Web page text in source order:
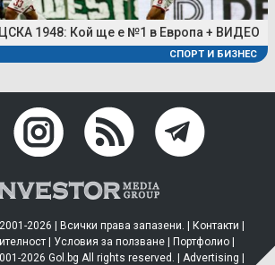
1948: Кой ще е №1 в Европа + ВИДЕО
СПОРТ И БИЗНЕС
2026 | Всички права запазени. | Контакти
| Условия за ползване| Портфолио|
2026 Gol.bg All rights reserved. | Advertising